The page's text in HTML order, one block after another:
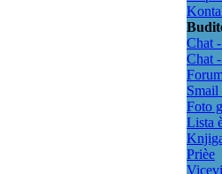
Chat -
Chat
Smail
Foto
Lista
Prièe
Vicevi